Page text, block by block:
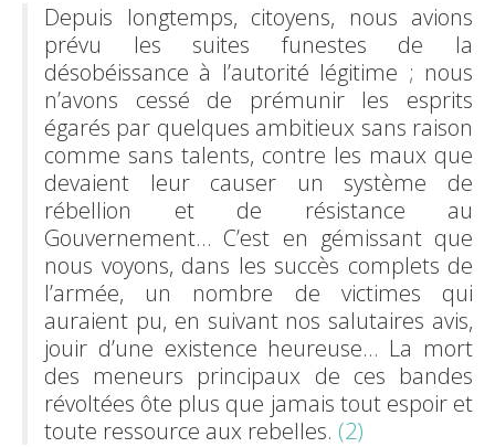
Depuis longtemps, citoyens, nous avions
prévu les suites funestes de la
désobéissance à l’autorité légitime ; nous
n’avons cessé de prémunir les esprits
égarés par quelques ambitieux sans raison
comme sans talents, contre les maux que
devaient leur causer un système de
rébellion et de résistance au
Gouvernement… C’est en gémissant que
nous voyons, dans les succès complets de
l’armée, un nombre de victimes qui
auraient pu, en suivant nos salutaires avis,
jouir d’une existence heureuse… La mort
des meneurs principaux de ces bandes
révoltées ôte plus que jamais tout espoir et
toute ressource aux rebelles. (2)